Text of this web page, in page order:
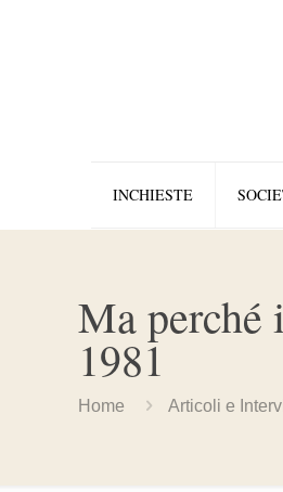
INCHIESTE
Ma perché
1981
Home Articoli e